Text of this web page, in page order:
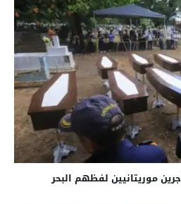
موريتانيين لفظهم البحر